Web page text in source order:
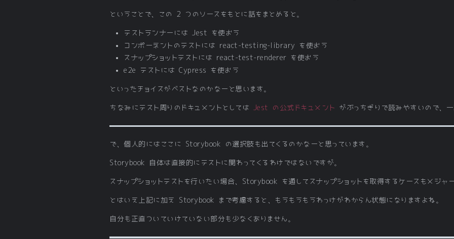
ということで、この 2 つのソースをもとに話をまとめると。
テストランナーには Jest を使おう
コンポーネントのテストには react-testing-library を使おう
スナップショットテストには react-test-renderer を使おう
e2e テストには Cypress を使おう
といったチョイスがベストなのかなーと思います。
ちなみにテスト周りのドキュメントとしては Jest の公式ドキュメント がぶっちぎりで読みやすいので、一
で、個人的にはここに Storybook の選択肢も出てくるのかなーと思っています。
Storybook 自体は直接的にテストに関わってくるわけではないですが。
スナップショットテストを行いたい場合、Storybook を通してスナップショットを取得するケースもメジャ
とはいえ上記に加え Storybook まで考慮すると、もうもうもうわっけがわからん状態になりますよね。
自分も正直ついていけていない部分も少なくありません。